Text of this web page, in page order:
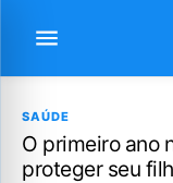
SAÚDE
O primeiro ano
proteger seu